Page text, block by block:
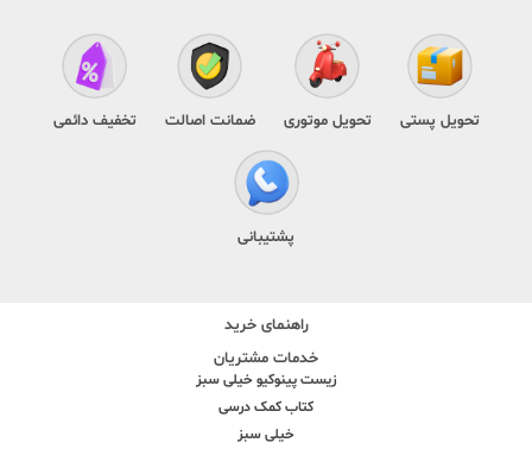
تحویل پستی تحویل موتوری ضمانت اصالت تخفیف دائمی
پشتیبانی
راهنمای خرید
خدمات مشتریان
زیست پینوکیو خیلی سبز
کتاب کمک درسی
خیلی سبز